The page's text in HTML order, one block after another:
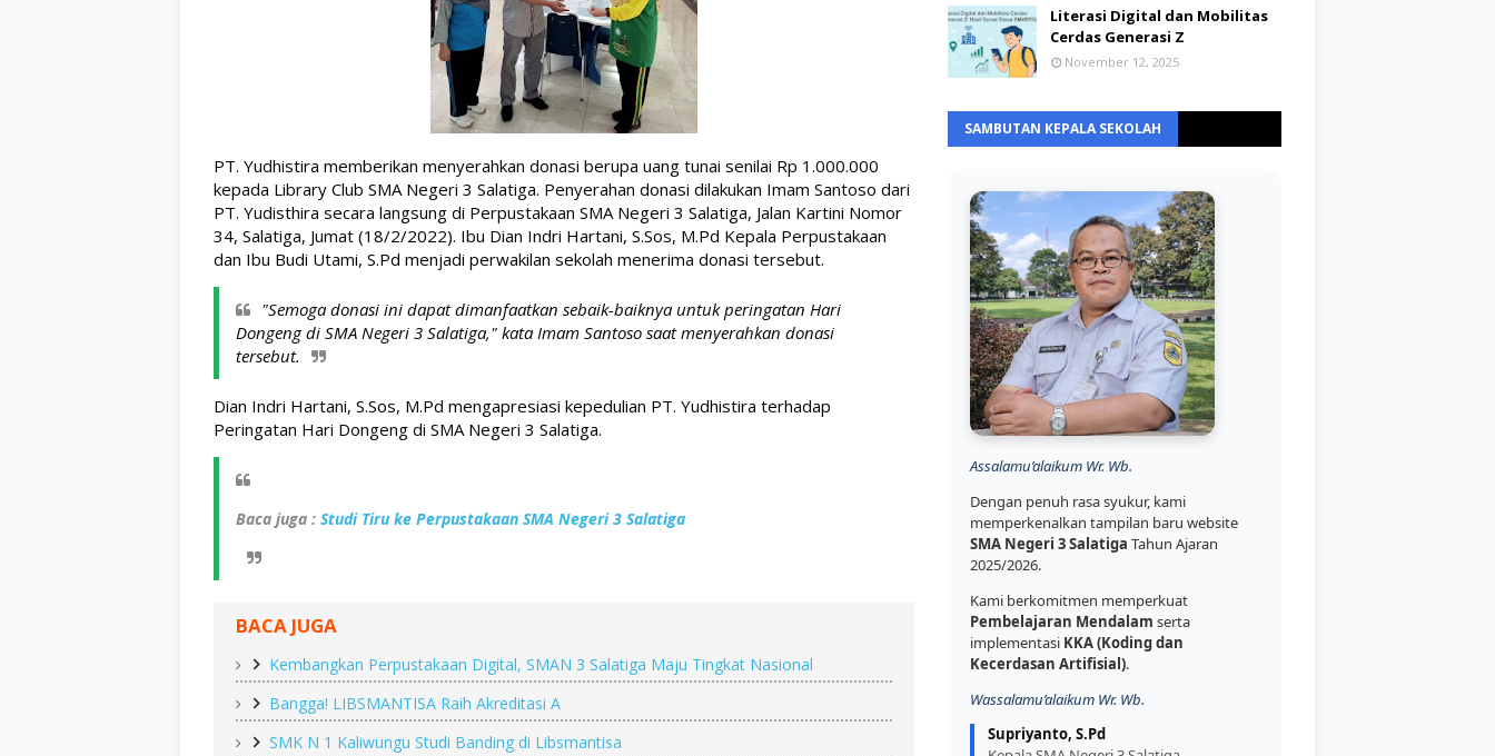
PT. Yudhistira memberikan menyerahkan donasi berupa uang tunai senilai Rp 1.000.000
kepada Library Club SMA Negeri 3 Salatiga. Penyerahan donasi dilakukan Imam Santoso dari
PT. Yudisthira secara langsung di Perpustakaan SMA Negeri 3 Salatiga, Jalan Kartini Nomor
34, Salatiga, Jumat (18/2/2022). Ibu Dian Indri Hartani, S.Sos, M.Pd Kepala Perpustakaan
dan Ibu Budi Utami, S.Pd menjadi perwakilan sekolah menerima donasi tersebut.
"Semoga donasi ini dapat dimanfaatkan sebaik-baiknya untuk peringatan Hari
Dongeng di SMA Negeri 3 Salatiga," kata Imam Santoso saat menyerahkan donasi
tersebut.
Dian Indri Hartani, S.Sos, M.Pd mengapresiasi kepedulian PT. Yudhistira terhadap
Peringatan Hari Dongeng di SMA Negeri 3 Salatiga.
Baca juga : Studi Tiru ke Perpustakaan SMA Negeri 3 Salatiga
BACA JUGA
Kembangkan Perpustakaan Digital, SMAN 3 Salatiga Maju Tingkat Nasional
Bangga! LIBSMANTISA Raih Akreditasi A
SMK N 1 Kaliwungu Studi Banding di Libsmantisa
Literasi Digital dan Mobilitas
Cerdas Generasi Z
November 12, 2025
SAMBUTAN KEPALA SEKOLAH
Assalamu’alaikum Wr. Wb.
Dengan penuh rasa syukur, kami
memperkenalkan tampilan baru website
SMA Negeri 3 Salatiga Tahun Ajaran
2025/2026.
Kami berkomitmen memperkuat
Pembelajaran Mendalam serta
implementasi KKA (Koding dan
Kecerdasan Artifisial).
Wassalamu’alaikum Wr. Wb.
Supriyanto, S.Pd